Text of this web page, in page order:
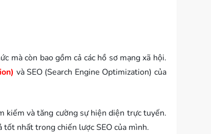
mà còn bao gồm cả các hồ sơ mạng xã hội.
và SEO (Search Engine Optimization) của
kiếm và tăng cường sự hiện diện trực tuyến.
tốt nhất trong chiến lược SEO của mình.